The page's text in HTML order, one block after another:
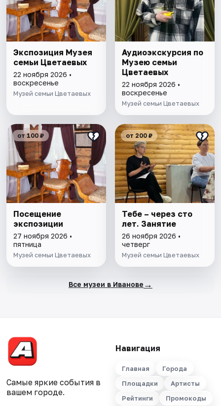
Экспозиция Музея
семьи Цветаевых
22 ноября 2026 •
воскресенье
Музей семьи Цветаевых
Аудиоэкскурсия по
Музею семьи
Цветаевых
22 ноября 2026 •
воскресенье
Музей семьи Цветаевых
от 100 ₽
Посещение
экспозиции
27 ноября 2026 •
пятница
Музей семьи Цветаевых
от 200 ₽
Тебе – через сто
лет. Занятие
26 ноября 2026 •
четверг
Музей семьи Цветаевых
Все музеи в Иванове →
Самые яркие события в
вашем городе.
Навигация
Главная
Города
Площадки
Артисты
Рейтинги
Промокоды